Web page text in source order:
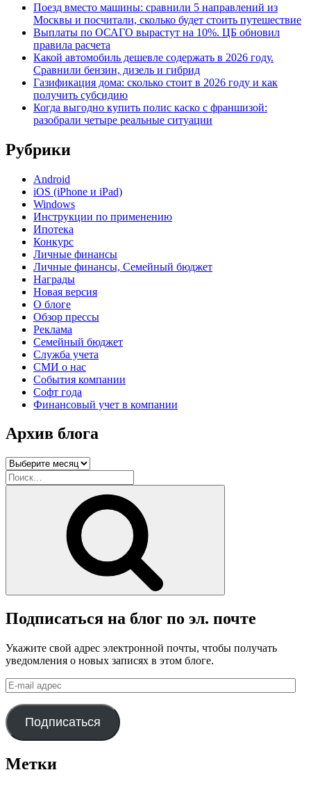
Поезд вместо машины: сравнили 5 направлений из
Москвы и посчитали, сколько будет стоить путешествие
Выплаты по ОСАГО вырастут на 10%. ЦБ обновил
правила расчета
Какой автомобиль дешевле содержать в 2026 году.
Сравнили бензин, дизель и гибрид
Газификация дома: сколько стоит в 2026 году и как
получить субсидию
Когда выгодно купить полис каско с франшизой:
разобрали четыре реальные ситуации
Рубрики
Android
iOS (iPhone и iPad)
Windows
Инструкции по применению
Ипотека
Конкурс
Личные финансы
Личные финансы, Семейный бюджет
Награды
Новая версия
О блоге
Обзор прессы
Реклама
Семейный бюджет
Служба учета
СМИ о нас
События компании
Софт года
Финансовый учет в компании
Архив блога
Архив
блога
Искать:
Подписаться на блог по эл. почте
Укажите свой адрес электронной почты, чтобы получать
уведомления о новых записях в этом блоге.
E-
mail
адрес
Подписаться
Метки